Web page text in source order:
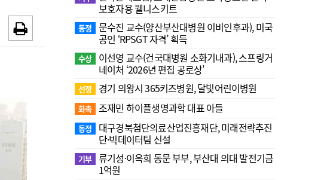
보호자용 웰니스키트
동정
문수진 교수( 양산부산대병원 이비인후과), 미국
공인 ‘RPSGT 자격’ 획득
수상
이선영 교수(건국대병원 소화기내과), 스프링거
네이처 ‘2026년 편집 공로상’
선정 경기 의왕시 365키즈병원, 달빛어린이병원
화촉 조재민 하이플생명과학 대표 아들
동정
대구경북첨단의료산업진흥재단, 미래전략추진
단·빅데이터팀 신설
기부 류기성·이옥희 동문 부부, 부산대 의대 발전기금
1억원